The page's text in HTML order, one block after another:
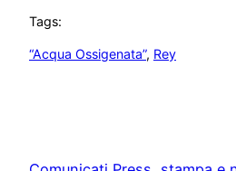
Tags:
“Acqua Ossigenata”, Rey